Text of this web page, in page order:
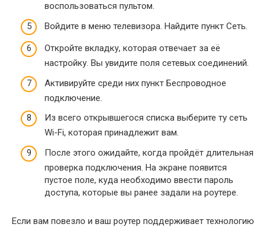
воспользоваться пультом.
Войдите в меню телевизора. Найдите пункт Сеть.
Откройте вкладку, которая отвечает за её
настройку. Вы увидите поля сетевых соединений.
Активируйте среди них пункт Беспроводное
подключение.
Из всего открывшегося списка выберите ту сеть
Wi-Fi, которая принадлежит вам.
После этого ожидайте, когда пройдёт длительная
проверка подключения. На экране появится
пустое поле, куда необходимо ввести пароль
доступа, которые вы ранее задали на роутере.
Если вам повезло и ваш роутер поддерживает технологию